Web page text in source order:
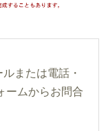
または電話・
ームからお問合